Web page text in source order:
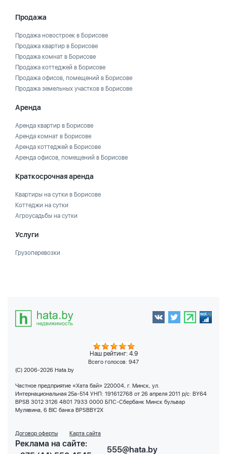
Продажа
Продажа новостроек в Борисове
Продажа квартир в Борисове
Продажа комнат в Борисове
Продажа коттеджей в Борисове
Продажа офисов, помещений в Борисове
Продажа земельных участков в Борисове
Аренда
Аренда квартир в Борисове
Аренда комнат в Борисове
Аренда коттеджей в Борисове
Аренда офисов, помещений в Борисове
Краткосрочная аренда
Квартиры на сутки в Борисове
Коттеджи на сутки
Агроусадьбы на сутки
Услуги
Грузоперевозки
Наш рейтинг: 4.9
Всего голосов: 947
(C) 2006-2026 Hata.by
Частное предприятие «Хата бай» 220004, г. Минск, ул.
Интернациональная 25а-514 УНП: 191612768 от 26 апреля 2011 р/с: BY64
BPSB 3012 3126 4801 7933 0000 БПС-Сбербанк Минск бульвар
Мулявина, 6 BIC банка BPSBBY2X
Договор оферты Карта сайта
Реклама на сайте:
555@hata.by